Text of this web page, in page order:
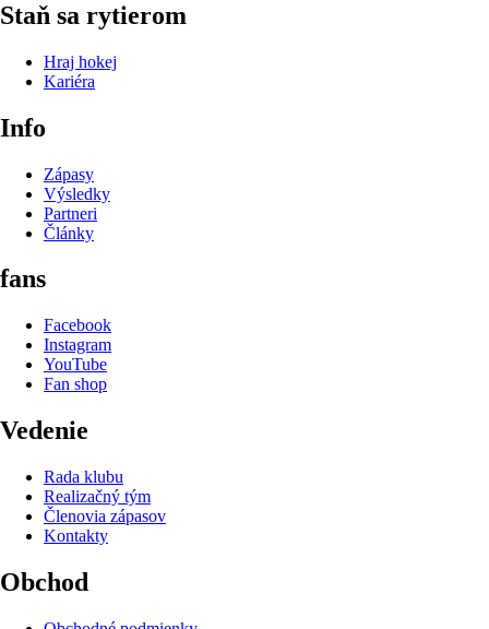
Staň sa rytierom
Hraj hokej
Kariéra
Info
Zápasy
Výsledky
Partneri
Články
fans
Facebook
Instagram
YouTube
Fan shop
Vedenie
Rada klubu
Realizačný tým
Členovia zápasov
Kontakty
Obchod